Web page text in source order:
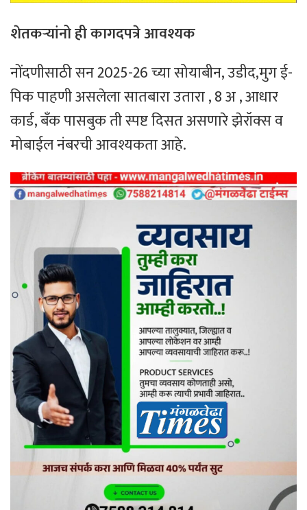
शेतकऱ्यांनोही कागदपत्रे आवश्यक
नोंदणीसाठी सन 2025-26 च्या सोयाबीन, उडीद,मुग ई-
पिक पाहणी असलेला सातबारा उतारा , 8 अ , आधार
कार्ड, बँक पासबुक ती स्पष्ट दिसत असणारे झेरॉक्स व
मोबाईल नंबरची आवश्यकता आहे.